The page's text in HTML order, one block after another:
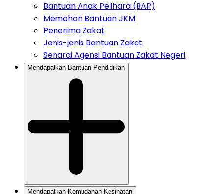
Bantuan Anak Pelihara (BAP)
Memohon Bantuan JKM
Penerima Zakat
Jenis-jenis Bantuan Zakat
Senarai Agensi Bantuan Zakat Negeri
Mendapatkan Bantuan Pendidikan
Mendapatkan Kemudahan Kesihatan